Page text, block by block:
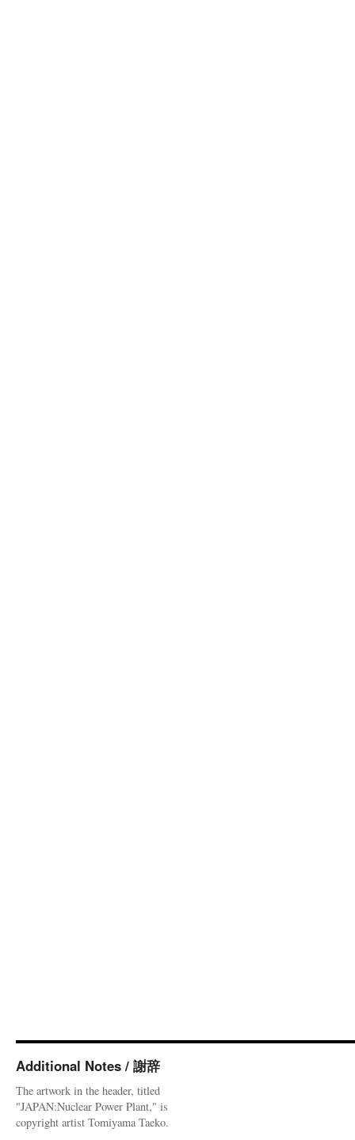
Additional Notes / 謝辞
The artwork in the header, titled
"JAPAN:Nuclear Power Plant," is
copyright artist Tomiyama Taeko.